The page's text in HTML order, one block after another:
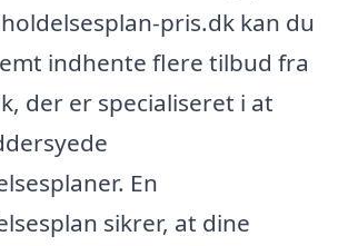
pris.dk kan du
indhente flere tilbud fra
der er specialiseret i at
En
sikrer, at dine